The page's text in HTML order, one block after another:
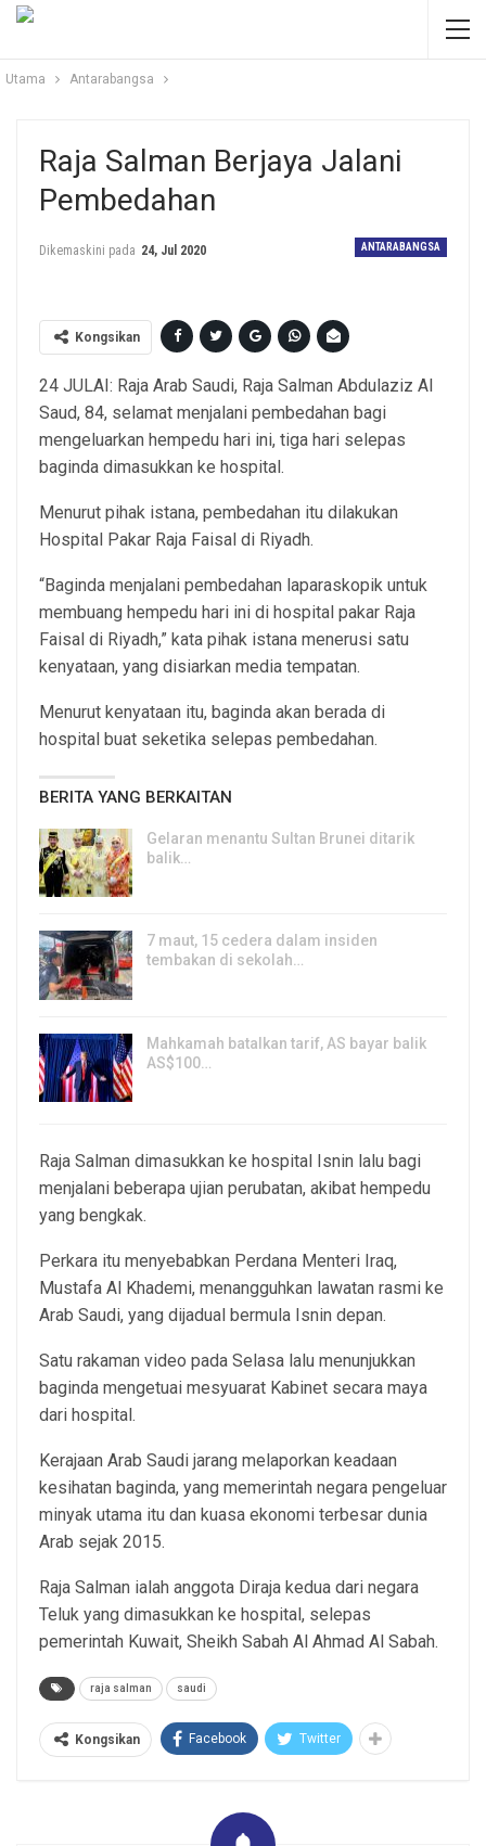
Utama Antarabangsa
Raja Salman Berjaya Jalani
Pembedahan
ANTARABANGSA
Dikemaskini pada 24, Jul 2020
Kongsikan
24 JULAI: Raja Arab Saudi, Raja Salman Abdulaziz Al
Saud, 84, selamat menjalani pembedahan bagi
mengeluarkan hempedu hari ini, tiga hari selepas
baginda dimasukkan ke hospital.
Menurut pihak istana, pembedahan itu dilakukan
Hospital Pakar Raja Faisal di Riyadh.
“Baginda menjalani pembedahan laparaskopik untuk
membuang hempedu hari ini di hospital pakar Raja
Faisal di Riyadh,” kata pihak istana menerusi satu
kenyataan, yang disiarkan media tempatan.
Menurut kenyataan itu, baginda akan berada di
hospital buat seketika selepas pembedahan.
BERITA YANG BERKAITAN
Gelaran menantu Sultan Brunei ditarik
balik…
7 maut, 15 cedera dalam insiden
tembakan di sekolah…
Mahkamah batalkan tarif, AS bayar balik
AS$100…
Raja Salman dimasukkan ke hospital Isnin lalu bagi
menjalani beberapa ujian perubatan, akibat hempedu
yang bengkak.
Perkara itu menyebabkan Perdana Menteri Iraq,
Mustafa Al Khademi, menangguhkan lawatan rasmi ke
Arab Saudi, yang dijadual bermula Isnin depan.
Satu rakaman video pada Selasa lalu menunjukkan
baginda mengetuai mesyuarat Kabinet secara maya
dari hospital.
Kerajaan Arab Saudi jarang melaporkan keadaan
kesihatan baginda, yang memerintah negara pengeluar
minyak utama itu dan kuasa ekonomi terbesar dunia
Arab sejak 2015.
Raja Salman ialah anggota Diraja kedua dari negara
Teluk yang dimasukkan ke hospital, selepas
pemerintah Kuwait, Sheikh Sabah Al Ahmad Al Sabah.
raja salman saudi
Kongsikan Facebook Twitter